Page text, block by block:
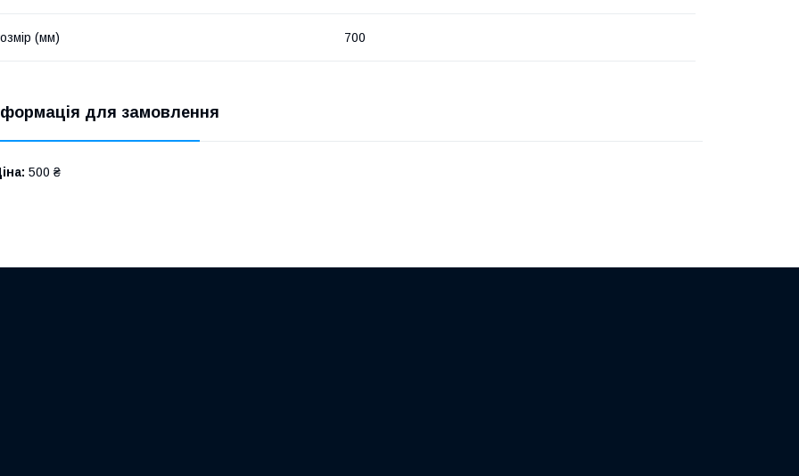
(мм) 700
для замовлення
500 ₴